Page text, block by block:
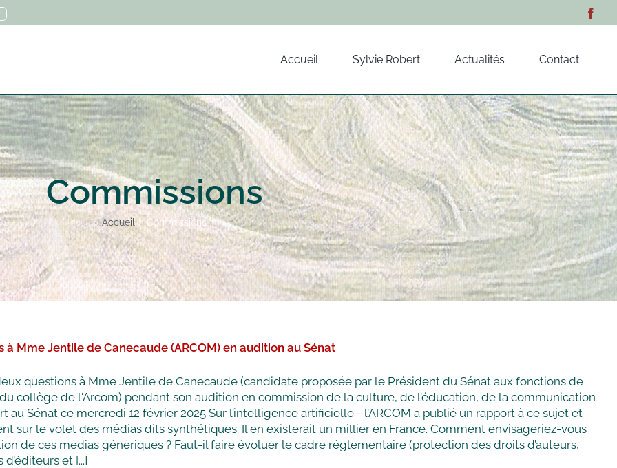
Accueil Sylvie Robert Actualités Contact
Commissions
Accueil Commissions
à Mme Jentile de Canecaude (ARCOM) en audition au Sénat
questions à Mme Jentile de Canecaude (candidate proposée par le Président du Sénat aux fonctions de
collège de l'Arcom) pendant son audition en commission de la culture, de l’éducation, de la communication
au Sénat ce mercredi 12 février 2025 Sur l’intelligence artificielle - l’ARCOM a publié un rapport à ce sujet et
sur le volet des médias dits synthétiques. Il en existerait un millier en France. Comment envisageriez-vous
de ces médias génériques ? Faut-il faire évoluer le cadre réglementaire (protection des droits d’auteurs,
et [...]